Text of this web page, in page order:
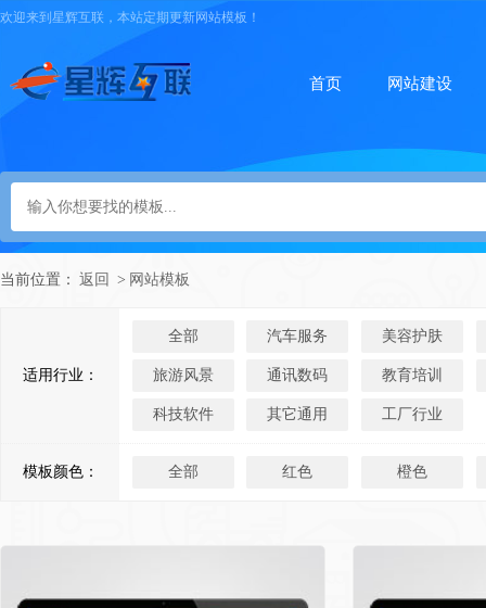
欢迎来到星辉互联，本站定期更新网站模板！
首页 网站建设
当前位置： 返回 > 网站模板
适用行业：
全部 汽车服务 美容护肤
旅游风景 通讯数码 教育培训
科技软件 其它通用 工厂行业
模板颜色： 全部 红色 橙色